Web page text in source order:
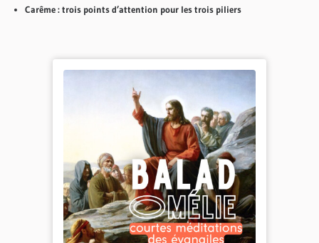
Carême : trois points d’attention pour les trois piliers